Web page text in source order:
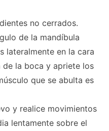
no cerrados.
de la mandíbula
lateralmente en la cara
la boca y apriete los
que se abulta es
y realice movimientos
lentamente sobre el